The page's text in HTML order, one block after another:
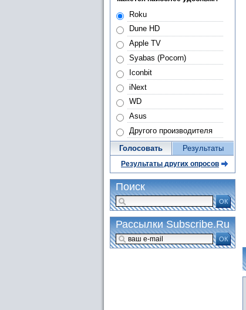
Roku
Dune HD
Apple TV
Syabas (Pocorn)
Iconbit
iNext
WD
Asus
Другого производителя
Голосовать Результаты
Результаты других опросов
Поиск
ОК
Рассылки Subscribe.Ru
ОК